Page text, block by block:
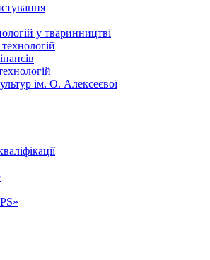
у тваринництві
ім. О. Алексеєвої